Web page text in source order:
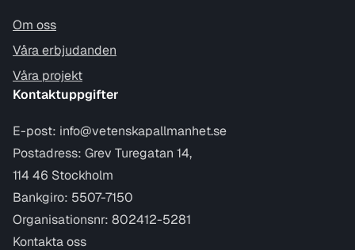
Om oss
Våra erbjudanden
Våra projekt
Kontaktuppgifter
E-post: info@vetenskapallmanhet.se
Postadress: Grev Turegatan 14,
114 46 Stockholm
Bankgiro: 5507-7150
Organisationsnr: 802412-5281
Kontakta oss